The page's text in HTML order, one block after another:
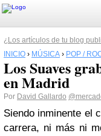
¿Los artículos de tu blog
INICIO › MÚSICA › POP /
Los Suaves
en Madrid
Por David Gallardo
Siendo inminente el
carrera, ni más ni